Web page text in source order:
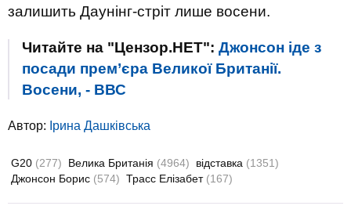
залишить Даунінг-стріт лише восени.
Читайте на "Цензор.НЕТ": Джонсон іде з
посади прем’єра Великої Британії.
Восени, - ВВС
Автор: Ірина Дашківська
G20 (277) Велика Британія (4964) відставка (1351)
Джонсон Борис (574) Трасс Елізабет (167)